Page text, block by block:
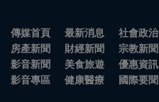
傳媒首頁 最新消息 社會政治
房產新聞
財經新聞 宗教新聞
影音新聞
美食旅遊 優惠資訊
影音專區
健康醫療 國際要聞